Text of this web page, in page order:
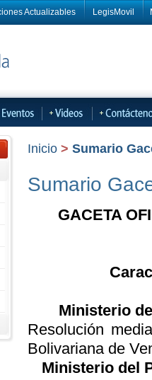
Actualizables LegisMovil
Inicio > Sumario
Sumario
GACETA
Ministerio
Resolución
Bolivariana de
Ministerio del